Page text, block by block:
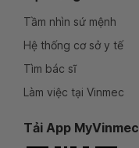
Tầm nhìn sứ mệnh
Hệ thống cơ sở y tế
Tìm bác sĩ
Làm việc tại Vinmec
Tải App MyVinmec